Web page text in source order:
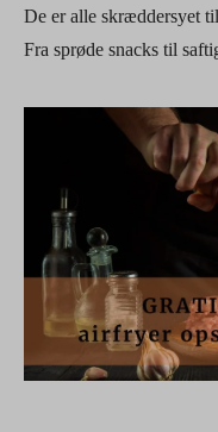
De er alle skræddersyet
Fra sprøde snacks til